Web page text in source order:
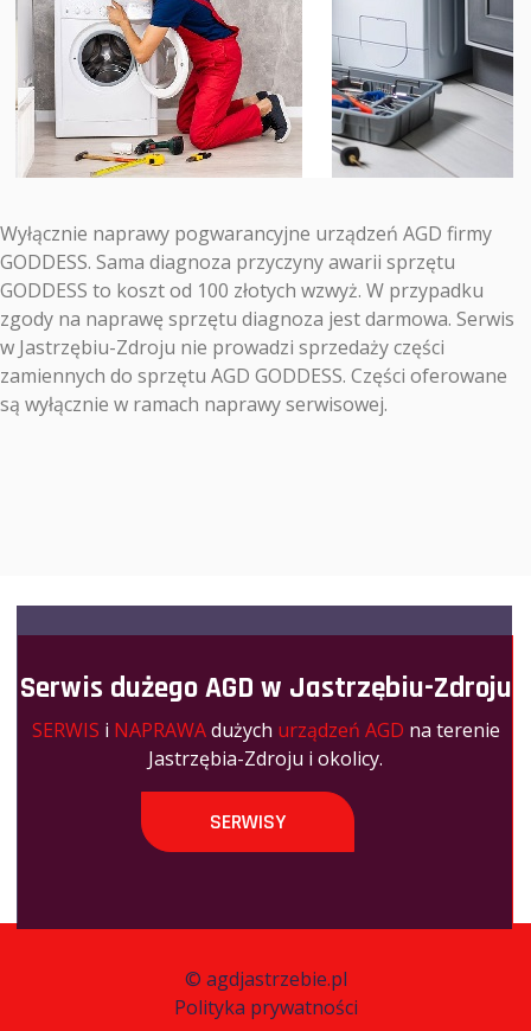
Wyłącznie naprawy pogwarancyjne urządzeń AGD firmy
GODDESS. Sama diagnoza przyczyny awarii sprzętu
GODDESS to koszt od 100 złotych wzwyż. W przypadku
zgody na naprawę sprzętu diagnoza jest darmowa. Serwis
w Jastrzębiu-Zdroju nie prowadzi sprzedaży części
zamiennych do sprzętu AGD GODDESS. Części oferowane
są wyłącznie w ramach naprawy serwisowej.
Serwis dużego AGD w Jastrzębiu-Zdroju
SERWIS i NAPRAWAdużych urządzeń AGD na terenie
Jastrzębia-Zdroju i okolicy.
SERWISY
© agdjastrzebie.pl
Polityka prywatności